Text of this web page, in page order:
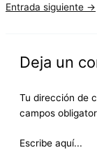
Entrada siguiente →
Deja un
Tu dirección de
campos
Escribe aquí...